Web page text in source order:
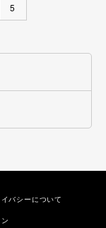
5
バシーについて